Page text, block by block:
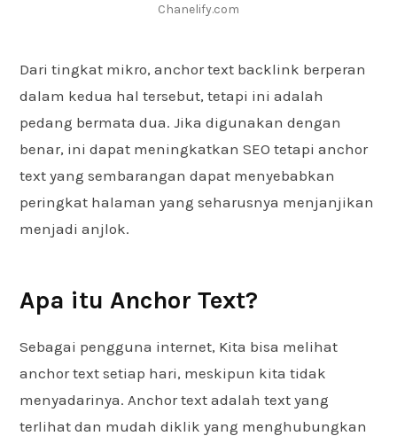
Chanelify.com
Dari tingkat mikro, anchor text backlink berperan
dalam kedua hal tersebut, tetapi ini adalah
pedang bermata dua. Jika digunakan dengan
benar, ini dapat meningkatkan SEO tetapi anchor
text yang sembarangan dapat menyebabkan
peringkat halaman yang seharusnya menjanjikan
menjadi anjlok.
Apa itu Anchor Text?
Sebagai pengguna internet, Kita bisa melihat
anchor text setiap hari, meskipun kita tidak
menyadarinya. Anchor text adalah text yang
terlihat dan mudah diklik yang menghubungkan